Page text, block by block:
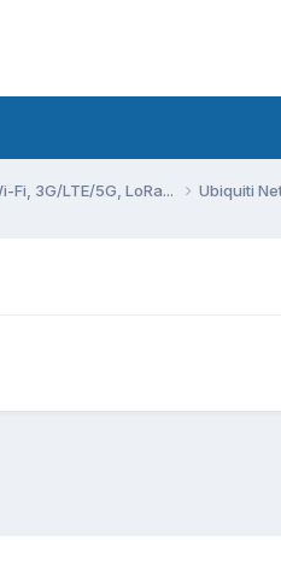
3G/LTE/5G, LoRa... Ubiquiti